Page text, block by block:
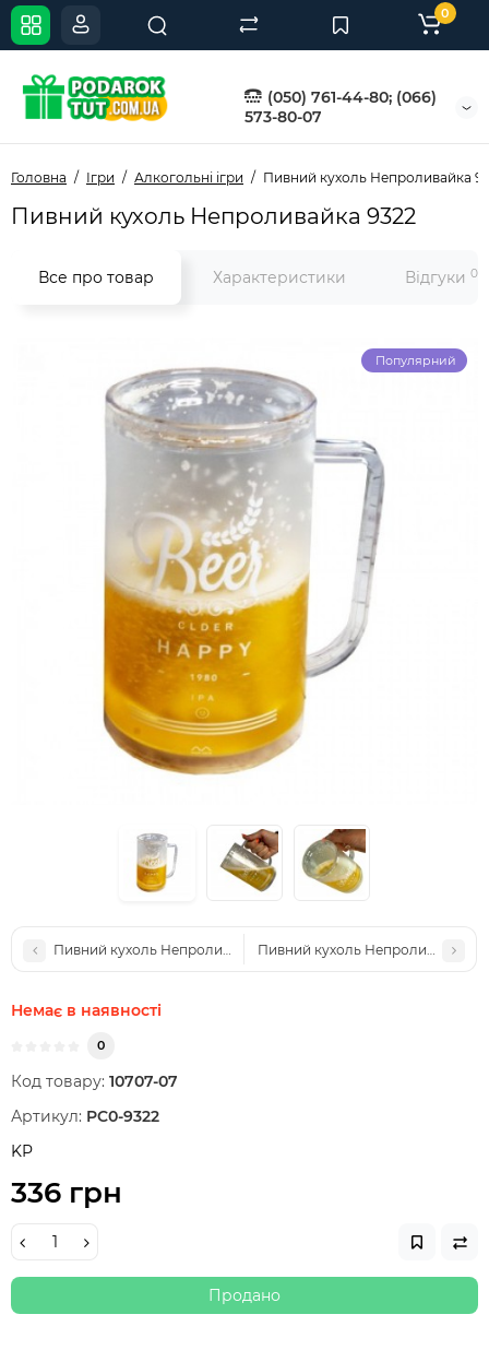
(050) 761-44-80; (066)
573-80-07
0
Головна Ігри Алкогольні ігри Пивний кухоль Непроливайка
Пивний кухоль Непроливайка 9322
Все про товар Характеристики Відгуки 0
Популярний
Пивний кухоль Непроливайка 9280Пивний кухоль Непроливайка
Немає в наявності
0
Код товару: 10707-07
Артикул: PC0-9322
KP
336 грн
Продано